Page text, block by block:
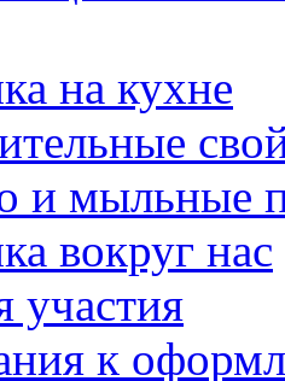
на кухне
и мыльные
вокруг нас
участия
к